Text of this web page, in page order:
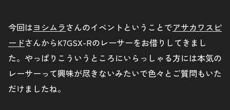
今回はヨシムラさんのイベントということでアサカワスピ
ードさんからK7GSX-Rのレーサーをお借りしてきまし
た。やっぱりこういうところにいらっしゃる方には本気の
レーサーって興味が尽きないみたいで色々とご質問もいた
だけましたね。